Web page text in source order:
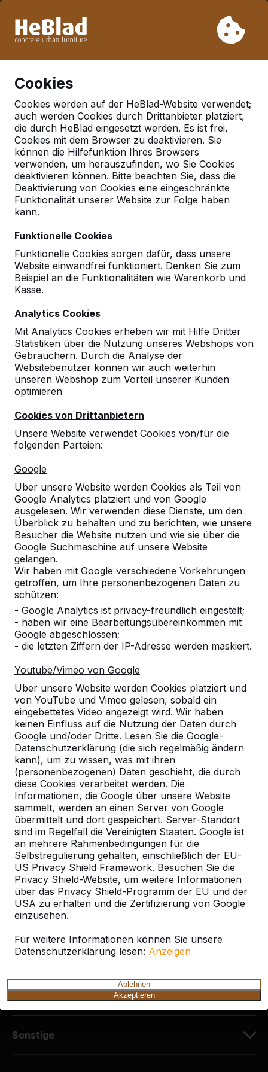
Woche 33 nicht. Bitte berücksichtigen Sie daher längere
Cookies
Cookies werden auf der HeBlad-Website verwendet;
auch werden Cookies durch Drittanbieter platziert,
die durch HeBlad eingesetzt werden. Es ist frei,
Cookies mit dem Browser zu deaktivieren. Sie
können die Hilfefunktion Ihres Browsers
verwenden, um herauszufinden, wo Sie Cookies
deaktivieren können. Bitte beachten Sie, dass die
Deaktivierung von Cookies eine eingeschränkte
Funktionalität unserer Website zur Folge haben
kann.
Funktionelle Cookies
Funktionelle Cookies sorgen dafür, dass unsere
Website einwandfrei funktioniert. Denken Sie zum
Beispiel an die Funktionalitäten wie Warenkorb und
Kasse.
Analytics Cookies
Mit Analytics Cookies erheben wir mit Hilfe Dritter
Statistiken über die Nutzung unseres Webshops von
Gebrauchern. Durch die Analyse der
Websitebenutzer können wir auch weiterhin
unseren Webshop zum Vorteil unserer Kunden
optimieren
Cookies von Drittanbietern
Unsere Website verwendet Cookies von/für die
folgenden Parteien:
Google
Über unsere Website werden Cookies als Teil von
Google Analytics platziert und von Google
ausgelesen. Wir verwenden diese Dienste, um den
Überblick zu behalten und zu berichten, wie unsere
Besucher die Website nutzen und wie sie über die
Google Suchmaschine auf unsere Website
gelangen.
Wir haben mit Google verschiedene Vorkehrungen
getroffen, um Ihre personenbezogenen Daten zu
schützen:
- Google Analytics ist privacy-freundlich eingestelt;
- haben wir eine Bearbeitungsübereinkommen mit
Google abgeschlossen;
- die letzten Ziffern der IP-Adresse werden maskiert.
Youtube/Vimeo von Google
Über unsere Website werden Cookies platziert und
von YouTube und Vimeo gelesen, sobald ein
eingebettetes Video angezeigt wird. Wir haben
keinen Einfluss auf die Nutzung der Daten durch
Google und/oder Dritte. Lesen Sie die Google-
Datenschutzerklärung (die sich regelmäßig ändern
kann), um zu wissen, was mit ihren
(personenbezogenen) Daten geschieht, die durch
diese Cookies verarbeitet werden. Die
Informationen, die Google über unsere Website
sammelt, werden an einen Server von Google
übermittelt und dort gespeichert. Server-Standort
sind im Regelfall die Vereinigten Staaten. Google ist
an mehrere Rahmenbedingungen für die
Selbstregulierung gehalten, einschließlich der EU-
US Privacy Shield Framework. Besuchen Sie die
Privacy Shield-Website, um weitere Informationen
über das Privacy Shield-Programm der EU und der
USA zu erhalten und die Zertifizierung von Google
einzusehen.
Für weitere Informationen können Sie unsere
Datenschutzerklärung lesen: Anzeigen
Ablehnen
Akzeptieren
Deutschland
Referenties in:Freistatt
Geen reviews gevonden voor deze
locatie.
Referenzen
Unsere Produkte finden Sie in ganz Europa
und darüber hinaus. Sehen Sie hier, wo Sie
ein HeBlad-Produkt in Ihrer Nähe finden.
Produkt
Alles anzeigen
Kategorie
Alles anzeigen
Ort oder Postleitzahl suchen
Kontakt
HeBlad Deutschland
Diekerstraße 97
42781 Haan
Deutschland
+49 212 934 77 25
info@HeBlad.de
Kundenservice
Sonstige